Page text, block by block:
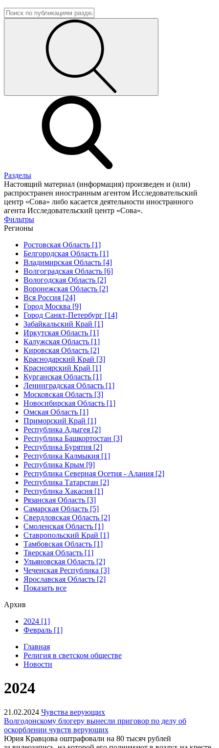
Разделы
Настоящий материал (информация) произведен и (или)
распространен иностранным агентом Исследовательский
центр «Сова» либо касается деятельности иностранного
агента Исследовательский центр «Сова».
Фильтры
Регионы
Ростовская Область [1]
Белгородская Область [1]
Владимирская Область [4]
Волгоградская Область [6]
Вологодская Область [2]
Воронежская Область [2]
Вся Россия [24]
Город Москва [9]
Город Санкт-Петербург [14]
Забайкальский Край [1]
Иркутская Область [1]
Калужская Область [1]
Кировская Область [2]
Краснодарский Край [3]
Красноярский Край [1]
Курганская Область [1]
Ленинградская Область [1]
Московская Область [3]
Новосибирская Область [1]
Омская Область [1]
Приморский Край [1]
Республика Адыгея [2]
Республика Башкортостан [3]
Республика Бурятия [2]
Республика Калмыкия [1]
Республика Крым [9]
Республика Северная Осетия - Алания [2]
Республика Татарстан [2]
Республика Хакасия [1]
Рязанская Область [3]
Самарская Область [5]
Свердловская Область [2]
Смоленская Область [1]
Ставропольский Край [1]
Тамбовская Область [1]
Тверская Область [1]
Ульяновская Область [2]
Чеченская Республика [3]
Ярославская Область [2]
Показать все
Архив
2024 [1]
Февраль [1]
Главная
Религия в светском обществе
Новости
2024
21.02.2024 Чувства верующих
Волгодонскому блогеру вынесли приговор по делу об
оскорблении чувств верующих
Юрия Кравцова оштрафовали на 80 тысяч рублей